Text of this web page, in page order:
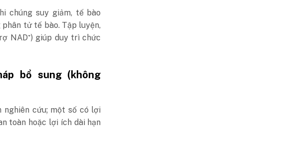
chúng suy giảm, tế bào
tử tế bào. Tập luyện,
NAD⁺) giúp duy trì chức
bổ sung (không
nghiên cứu; một số có lợi
toàn hoặc lợi ích dài hạn